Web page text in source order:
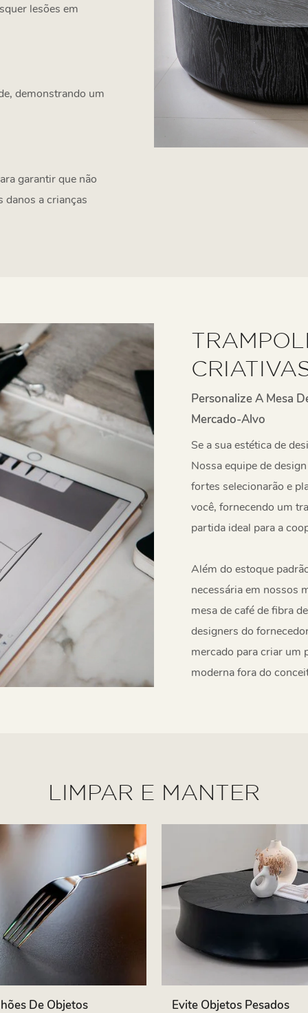
lesões em
demonstrando um
garantir que não
danos a crianças
Personalize A Mesa
Mercado-Alvo
Se a sua estética de
Nossa equipe de
fortes selecionarão e
você, fornecendo um
partida ideal para a
Além do estoque
necessária em nossos
mesa de café de fibra
designers do
mercado para criar um
moderna fora do
LIMPAR E MANTER
De Objetos Evite Objetos Pesados